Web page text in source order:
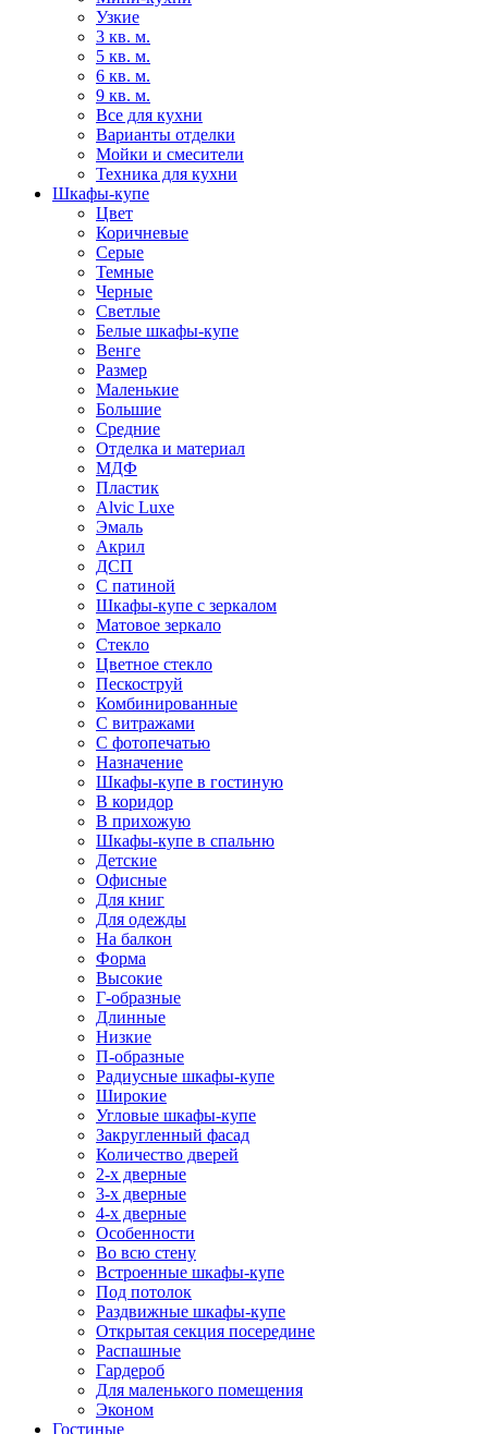
Узкие
3 кв. м.
5 кв. м.
6 кв. м.
9 кв. м.
Все для кухни
Варианты отделки
Мойки и смесители
Техника для кухни
Шкафы-купе
Цвет
Коричневые
Серые
Темные
Черные
Светлые
Белые шкафы-купе
Венге
Размер
Маленькие
Большие
Средние
Отделка и материал
МДФ
Пластик
Alvic Luxe
Эмаль
Акрил
ДСП
С патиной
Шкафы-купе с зеркалом
Матовое зеркало
Стекло
Цветное стекло
Пескоструй
Комбинированные
С витражами
С фотопечатью
Назначение
Шкафы-купе в гостиную
В коридор
В прихожую
Шкафы-купе в спальню
Детские
Офисные
Для книг
Для одежды
На балкон
Форма
Высокие
Г-образные
Длинные
Низкие
П-образные
Радиусные шкафы-купе
Широкие
Угловые шкафы-купе
Закругленный фасад
Количество дверей
2-х дверные
3-х дверные
4-х дверные
Особенности
Во всю стену
Встроенные шкафы-купе
Под потолок
Раздвижные шкафы-купе
Открытая секция посередине
Распашные
Гардероб
Для маленького помещения
Эконом
Гостиные